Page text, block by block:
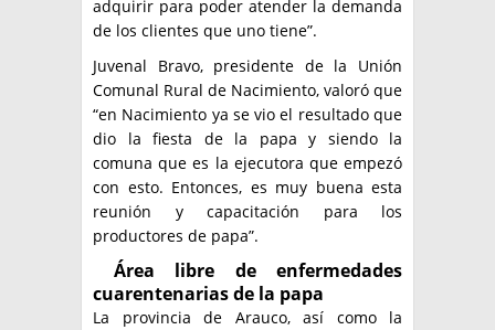
adquirir para poder atender la demanda
de los clientes que uno tiene”.
Juvenal Bravo, presidente de la Unión
Comunal Rural de Nacimiento, valoró que
“en Nacimiento ya se vio el resultado que
dio la fiesta de la papa y siendo la
comuna que es la ejecutora que empezó
con esto. Entonces, es muy buena esta
reunión y capacitación para los
productores de papa”.
Área libre de enfermedades
cuarentenarias de la papa
La provincia de Arauco, así como la